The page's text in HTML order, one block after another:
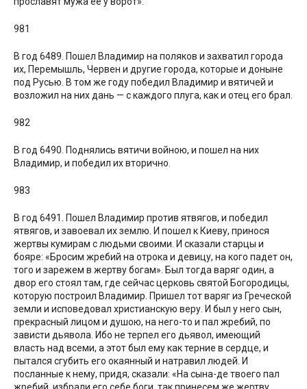
981
В год 6489. Пошел Владимир на поляков и захватил города
их, Перемышль, Червен и другие города, которые и доныне
под Русью. В том же году победил Владимир и вятичей и
возложил на них дань — с каждого плуга, как и отец его брал.
982
В год 6490. Поднялись вятичи войною, и пошел на них
Владимир, и победил их вторично.
983
В год 6491. Пошел Владимир против ятвягов, и победил
ятвягов, и завоевал их землю. И пошел к Киеву, принося
жертвы кумирам с людьми своими. И сказали старцы и
бояре: «Бросим жребий на отрока и девицу, на кого падет он,
того и зарежем в жертву богам». Был тогда варяг один, а
двор его стоял там, где сейчас церковь святой Богородицы,
которую построил Владимир. Пришел тот варяг из Греческой
земли и исповедовал христианскую веру. И был у него сын,
прекрасный лицом и душою, на него-то и пал жребий, по
зависти дьявола. Ибо не терпел его дьявол, имеющий
власть над всеми, а этот был ему как терние в сердце, и
пытался сгубить его окаянный и натравил людей. И
посланные к нему, придя, сказали: «На сына-де твоего пал